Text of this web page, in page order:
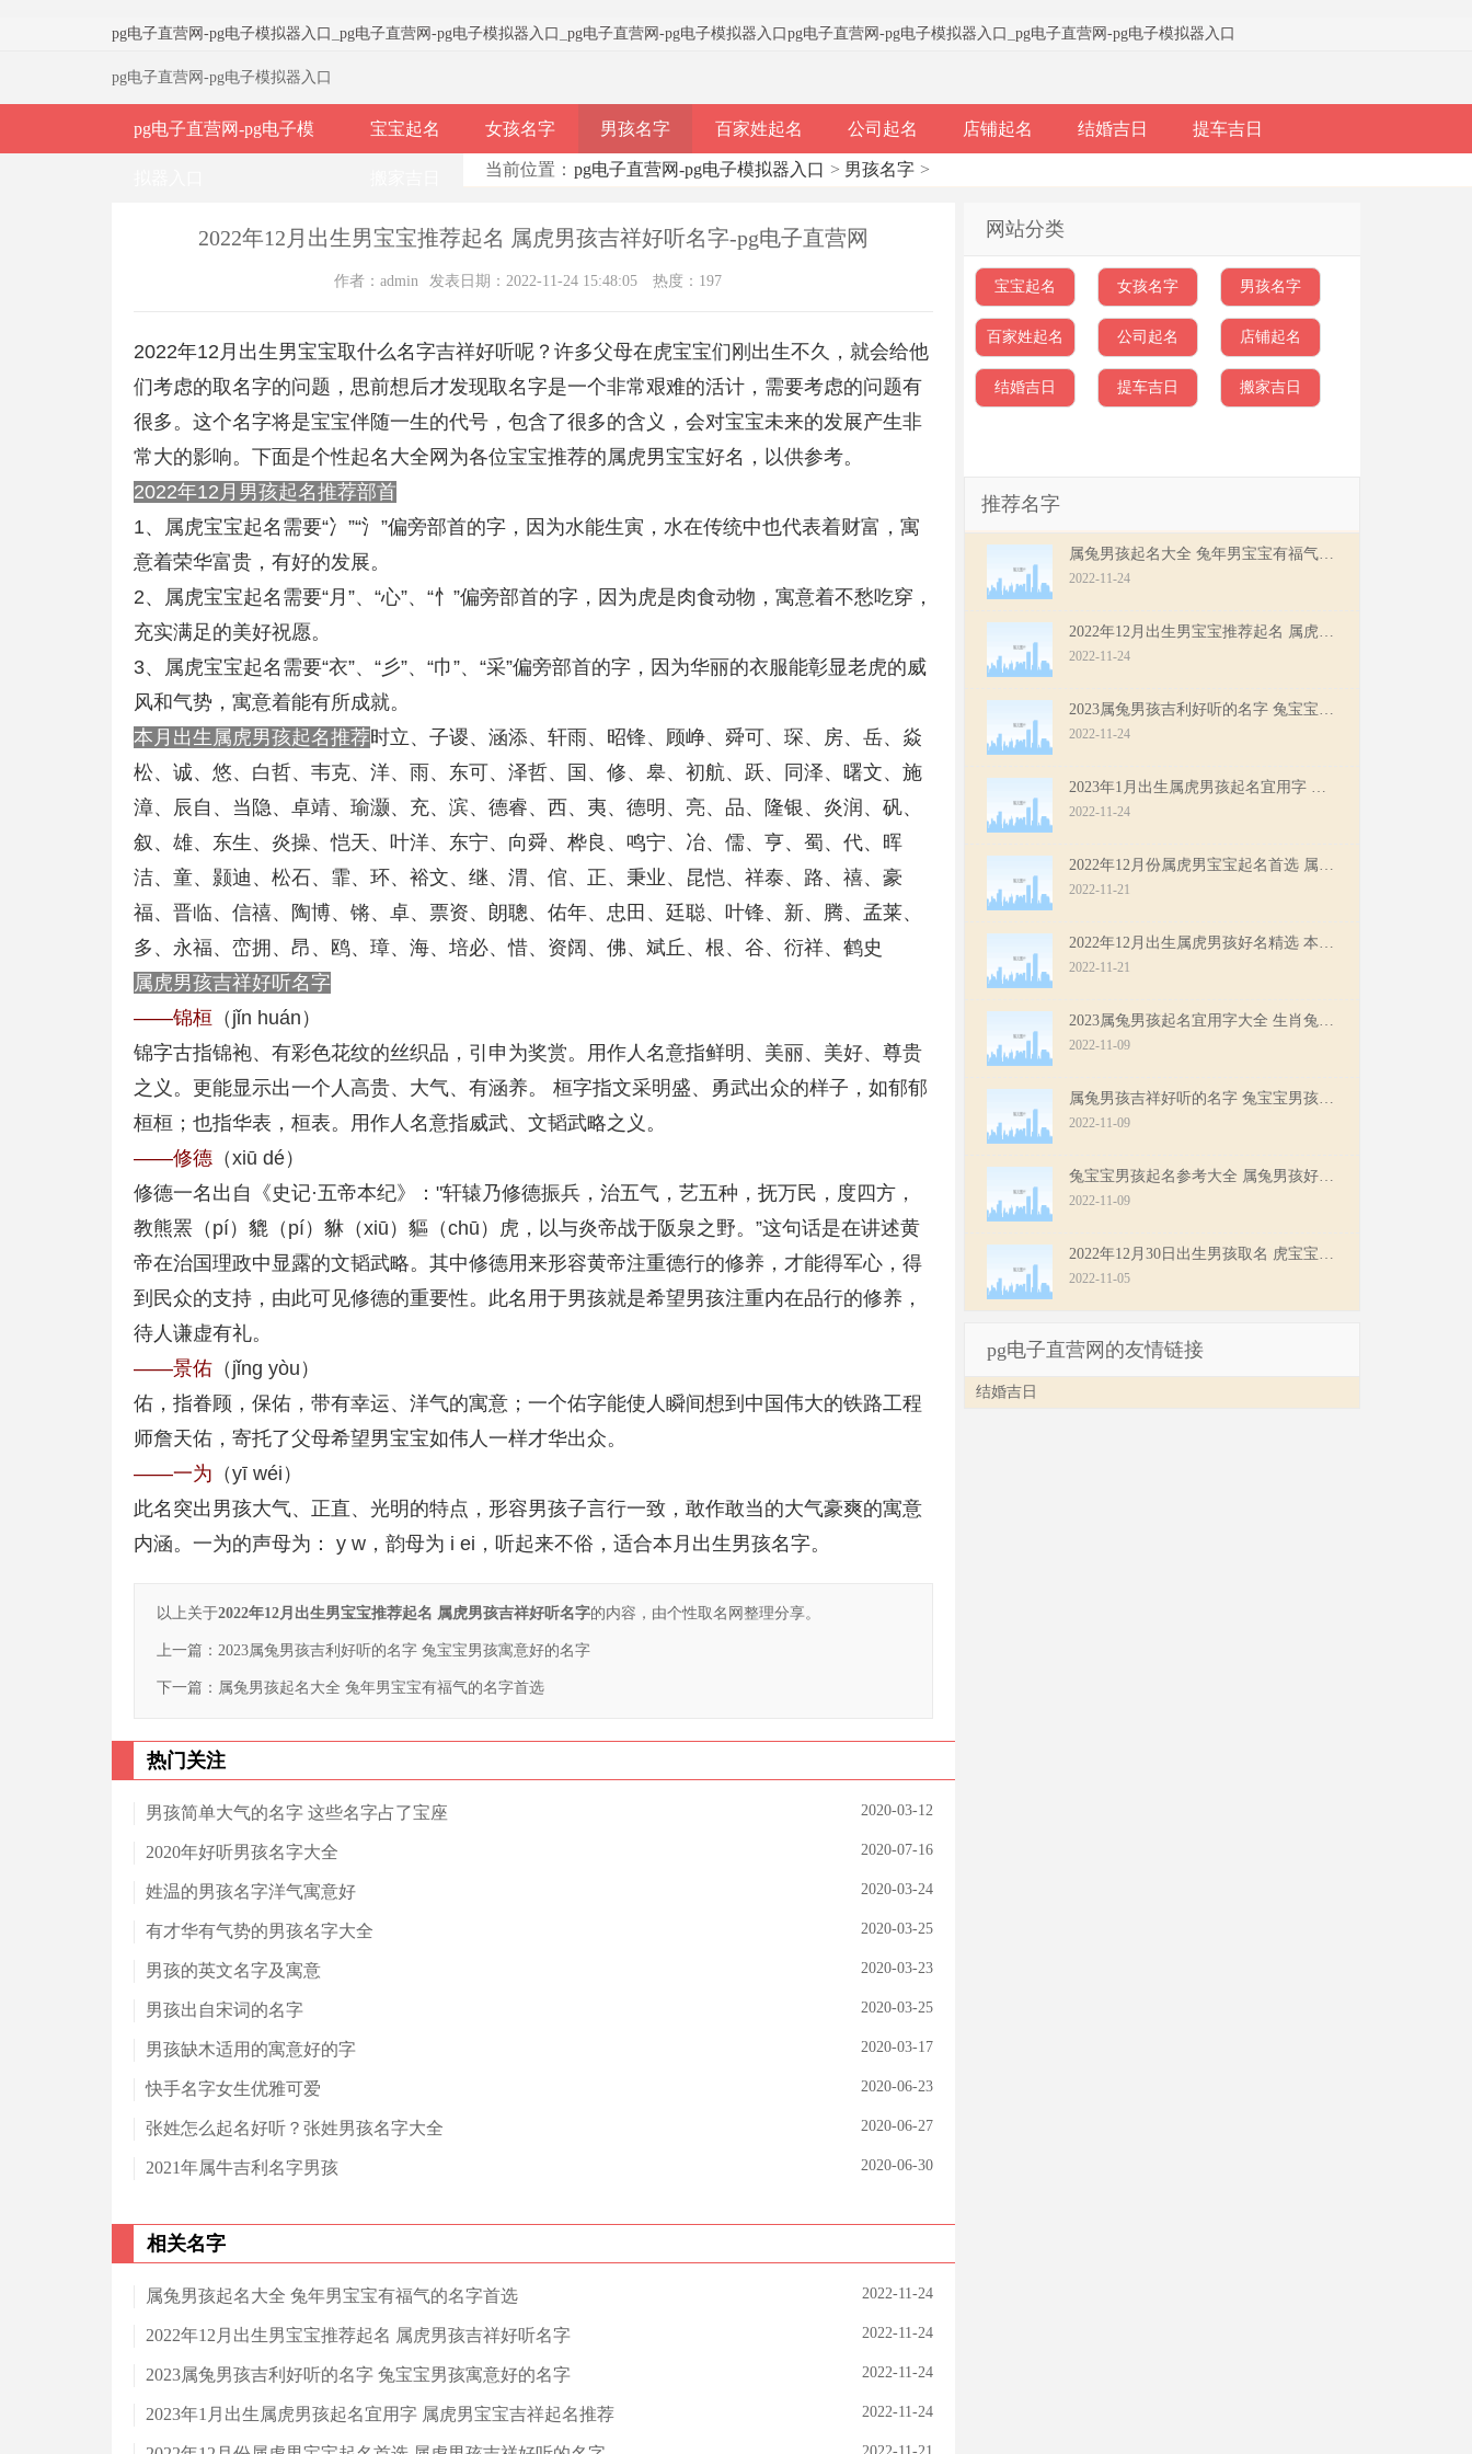
pg电子直营网-pg电子模拟器入口 pg电子直营网-pg电子模拟器入口 pg电子直营网-pg电子模拟器入口 pg电子直营网-pg电子模拟器入口 pg电子直营网-pg电子模拟器入口
pg电子直营网-pg电子模拟器入口
pg电子直营网-pg电子模 宝宝起名 女孩名字 男孩名字 百家姓起名 公司起名 店铺起名 结婚吉日 提车吉日
当前位置： pg电子直营网-pg电子模拟器入口 > 男孩名字 >
2022年12月出生男宝宝推荐起名 属虎男孩吉祥好听名字-pg电子直营网
作者：admin 发表日期：2022-11-24 15:48:05 热度：197
2022年12月出生男宝宝取什么名字吉祥好听呢？许多父母在虎宝宝们刚出生不久，就会给他
们考虑的取名字的问题，思前想后才发现取名字是一个非常艰难的活计，需要考虑的问题有
很多。这个名字将是宝宝伴随一生的代号，包含了很多的含义，会对宝宝未来的发展产生非
常大的影响。下面是个性起名大全网为各位宝宝推荐的属虎男宝宝好名，以供参考。
2022年12月男孩起名推荐部首
1、属虎宝宝起名需要“冫”“氵”偏旁部首的字，因为水能生寅，水在传统中也代表着财富，寓
意着荣华富贵，有好的发展。
2、属虎宝宝起名需要“月”、“心”、“忄”偏旁部首的字，因为虎是肉食动物，寓意着不愁吃穿，
充实满足的美好祝愿。
3、属虎宝宝起名需要“衣”、“彡”、“巾”、“采”偏旁部首的字，因为华丽的衣服能彰显老虎的威
风和气势，寓意着能有所成就。
本月出生属虎男孩起名推荐时立、子谡、涵添、轩雨、昭锋、顾峥、舜可、琛、房、岳、焱
松、诚、悠、白哲、韦克、洋、雨、东可、泽哲、国、修、皋、初航、跃、同泽、曙文、施
漳、辰自、当隐、卓靖、瑜灏、充、滨、德睿、西、夷、德明、亮、品、隆银、炎润、矾、
叙、雄、东生、炎操、恺天、叶洋、东宁、向舜、桦良、鸣宁、冶、儒、亨、蜀、代、晖
洁、童、颢迪、松石、霏、环、裕文、继、渭、倌、正、秉业、昆恺、祥泰、路、禧、豪
福、晋临、信禧、陶博、锵、卓、票资、朗聰、佑年、忠田、廷聪、叶锋、新、腾、孟莱、
多、永福、峦拥、昂、鸥、璋、海、培必、惜、资阔、佛、斌丘、根、谷、衍祥、鹤史
属虎男孩吉祥好听名字
——锦桓 （jǐn huán）
锦字古指锦袍、有彩色花纹的丝织品，引申为奖赏。用作人名意指鲜明、美丽、美好、尊贵
之义。更能显示出一个人高贵、大气、有涵养。 桓字指文采明盛、勇武出众的样子，如郁郁
桓桓；也指华表，桓表。用作人名意指威武、文韬武略之义。
——修德 （xiū dé）
修德一名出自《史记·五帝本纪》："轩辕乃修德振兵，治五气，艺五种，抚万民，度四方，
教熊罴（pí）貔（pí）貅（xiū）貙（chū）虎，以与炎帝战于阪泉之野。”这句话是在讲述黄
帝在治国理政中显露的文韬武略。其中修德用来形容黄帝注重德行的修养，才能得军心，得
到民众的支持，由此可见修德的重要性。此名用于男孩就是希望男孩注重内在品行的修养，
待人谦虚有礼。
——景佑 （jǐng yòu）
佑，指眷顾，保佑，带有幸运、洋气的寓意；一个佑字能使人瞬间想到中国伟大的铁路工程
师詹天佑，寄托了父母希望男宝宝如伟人一样才华出众。
——一为 （yī wéi）
此名突出男孩大气、正直、光明的特点，形容男孩子言行一致，敢作敢当的大气豪爽的寓意
内涵。一为的声母为： y w，韵母为 i ei，听起来不俗，适合本月出生男孩名字。
以上关于2022年12月出生男宝宝推荐起名 属虎男孩吉祥好听名字的内容，由个性取名网整理分享。
上一篇： 2023属兔男孩吉利好听的名字 兔宝宝男孩寓意好的名字
下一篇： 属兔男孩起名大全 兔年男宝宝有福气的名字首选
热门关注
2020-03-12
男孩简单大气的名字 这些名字占了宝座
2020-07-16
2020年好听男孩名字大全
2020-03-24
姓温的男孩名字洋气寓意好
2020-03-25
有才华有气势的男孩名字大全
2020-03-23
男孩的英文名字及寓意
2020-03-25
男孩出自宋词的名字
2020-03-17
男孩缺木适用的寓意好的字
2020-06-23
快手名字女生优雅可爱
2020-06-27
张姓怎么起名好听？张姓男孩名字大全
2020-06-30
2021年属牛吉利名字男孩
相关名字
2022-11-24
属兔男孩起名大全 兔年男宝宝有福气的名字首选
2022-11-24
2022年12月出生男宝宝推荐起名 属虎男孩吉祥好听名字
2022-11-24
2023属兔男孩吉利好听的名字 兔宝宝男孩寓意好的名字
2022-11-24
2023年1月出生属虎男孩起名宜用字 属虎男宝宝吉祥起名推荐
网站分类
宝宝起名 女孩名字 男孩名字
百家姓起名 公司起名 店铺起名
结婚吉日 提车吉日 搬家吉日
推荐名字
2022-11-24
2022-11-24
2022-11-24
2022-11-24
2022-11-21
2022-11-21
2022-11-09
2022-11-09
2022-11-09
2022-11-05
pg电子直营网的友情链接
结婚吉日